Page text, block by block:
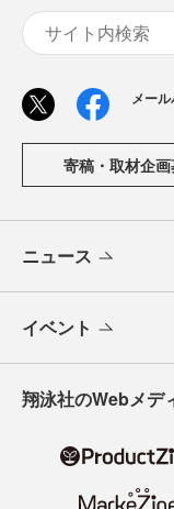
メー
寄稿・取材企
ニュース
イベント
翔泳社のWebメデ